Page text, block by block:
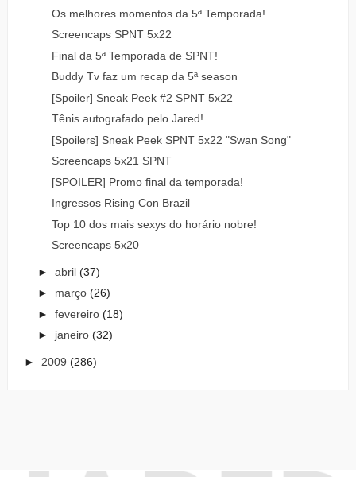
Os melhores momentos da 5ª Temporada!
Screencaps SPNT 5x22
Final da 5ª Temporada de SPNT!
Buddy Tv faz um recap da 5ª season
[Spoiler] Sneak Peek #2 SPNT 5x22
Tênis autografado pelo Jared!
[Spoilers] Sneak Peek SPNT 5x22 "Swan Song"
Screencaps 5x21 SPNT
[SPOILER] Promo final da temporada!
Ingressos Rising Con Brazil
Top 10 dos mais sexys do horário nobre!
Screencaps 5x20
► abril (37)
► março (26)
► fevereiro (18)
► janeiro (32)
► 2009 (286)